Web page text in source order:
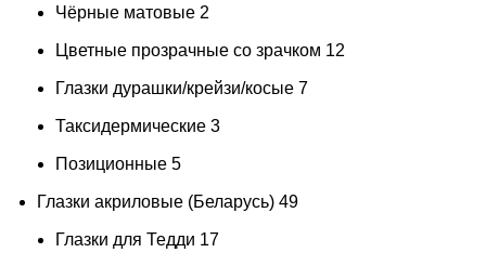
Чёрные матовые 2
Цветные прозрачные со зрачком 12
Глазки дурашки/крейзи/косые 7
Таксидермические 3
Позиционные 5
Глазки акриловые (Беларусь) 49
Глазки для Тедди 17